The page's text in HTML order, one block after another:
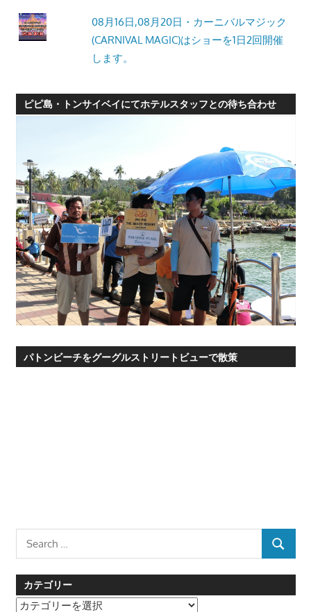
08月16日,08月20日・カーニバルマジック
(CARNIVAL MAGIC)はショーを1日2回開催
します。
ピピ島・トンサイベイにてホテルスタッフとの待ち合わせ
パトンビーチをグーグルストリートビューで散策
Search
for:
SEARCH
カテゴリー
カ